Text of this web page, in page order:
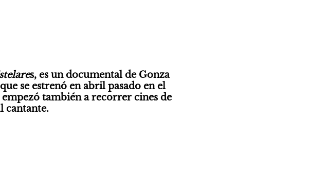
s, es un documental de Gonza
se estrenó en abril pasado en el
también a recorrer cines de
cantante.